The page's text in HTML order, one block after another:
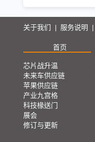
关于我们 服务说明
首页
芯片战升温
未来车供应链
苹果供应链
产业九宫格
科技椽送门
展会
修订与更新